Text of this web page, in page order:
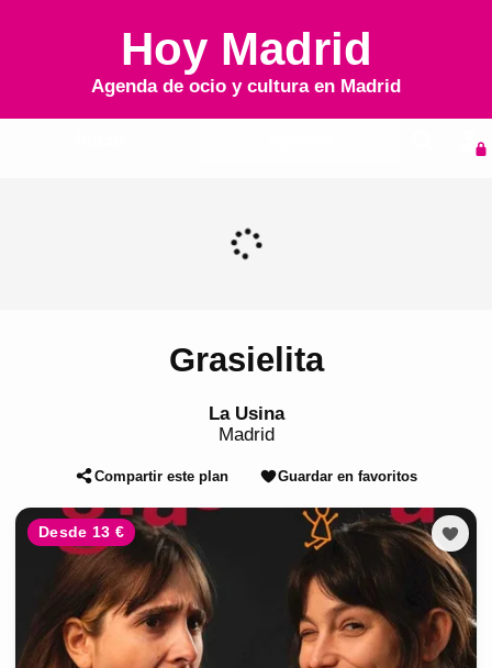
Hoy Madrid
Agenda de ocio y cultura en Madrid
Grasielita
La Usina
Madrid
Compartir este plan Guardar en favoritos
Desde 13 €